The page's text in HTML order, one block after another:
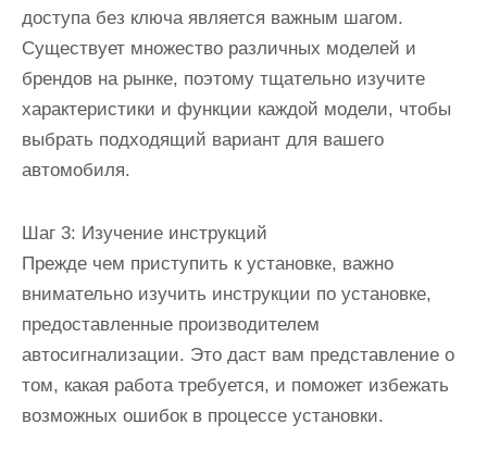
доступа без ключа является важным шагом.
Существует множество различных моделей и
брендов на рынке, поэтому тщательно изучите
характеристики и функции каждой модели, чтобы
выбрать подходящий вариант для вашего
автомобиля.
Шаг 3: Изучение инструкций
Прежде чем приступить к установке, важно
внимательно изучить инструкции по установке,
предоставленные производителем
автосигнализации. Это даст вам представление о
том, какая работа требуется, и поможет избежать
возможных ошибок в процессе установки.